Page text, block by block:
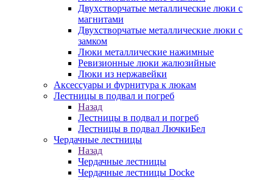
Двухстворчатые металлические люки с
магнитами
Двухстворчатые металлические люки с
замком
Люки металлические нажимные
Ревизионные люки жалюзийные
Люки из нержавейки
Аксессуары и фурнитура к люкам
Лестницы в подвал и погреб
Назад
Лестницы в подвал и погреб
Лестницы в подвал ЛючкиБел
Чердачные лестницы
Назад
Чердачные лестницы
Чердачные лестницы Docke